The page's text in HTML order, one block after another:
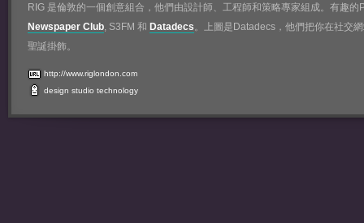
RIG 是倫敦的一個創意組合，他們由設計師、工程師和策略專家組成。有趣的
Newspaper Club , S3FM 和 Datadecs 。上圖是Datadecs，他們把你在社交
聖誕掛飾。
http://www.riglondon.com
design studio technology